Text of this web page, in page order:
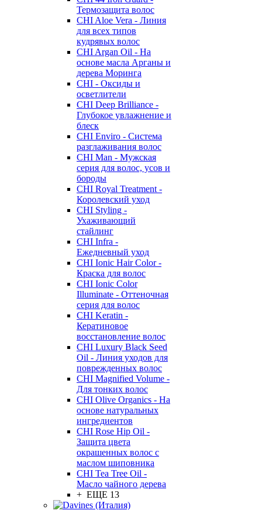
Термозащита волос
CHI Aloe Vera - Линия
для всех типов
кудрявых волос
CHI Argan Oil - На
основе масла Арганы и
дерева Моринга
CHI - Оксиды и
осветлители
CHI Deep Brilliance -
Глубокое увлажнение и
блеск
CHI Enviro - Система
разглаживания волос
CHI Man - Мужская
серия для волос, усов и
бороды
CHI Royal Treatment -
Королевский уход
CHI Styling -
Ухаживающий
стайлинг
CHI Infra -
Ежедневный уход
CHI Ionic Hair Color -
Краска для волос
CHI Ionic Color
Illuminate - Оттеночная
серия для волос
CHI Keratin -
Кератиновое
восстановление волос
CHI Luxury Black Seed
Oil - Линия уходов для
поврежденных волос
CHI Magnified Volume -
Для тонких волос
CHI Olive Organics - На
основе натуральных
ингредиентов
CHI Rose Hip Oil -
Защита цвета
окрашенных волос с
маслом шиповника
CHI Tea Tree Oil -
Масло чайного дерева
+ ЕЩЕ 13